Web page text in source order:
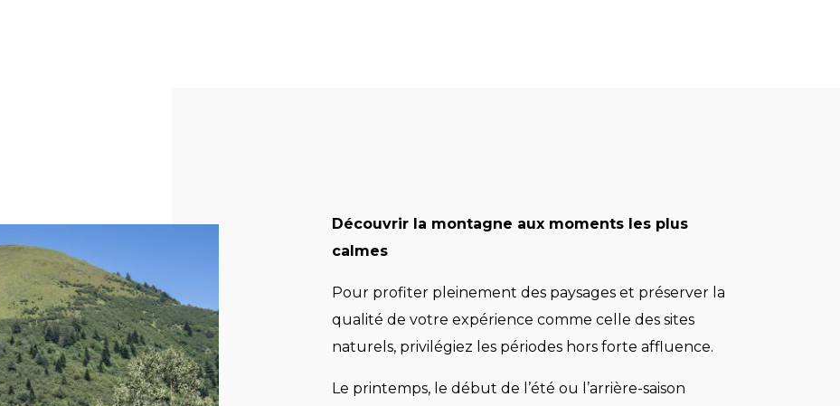
Découvrir la montagne aux moments les plus
calmes
Pour profiter pleinement des paysages et préserver la
qualité de votre expérience comme celle des sites
naturels, privilégiez les périodes hors forte affluence.
Le printemps, le début de l’été ou l’arrière-saison